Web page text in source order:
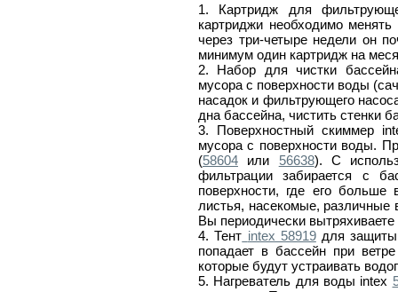
1. Картридж для
картриджи необходимо
через три-четыре недели он
минимум один картридж на
2. Набор для чистки
мусора с поверхности воды
насадок и фильтрующего
дна бассейна, чистить стенки
3. Поверхностный скиммер
мусора с поверхности воды.
(58604 или 56638). С
фильтрации забирается с
поверхности, где его больше
листья, насекомые, различные
Вы периодически
4. Тент intex 58919для защиты
попадает в бассейн при
которые будут устраивать
5. Нагреватель для воды intex